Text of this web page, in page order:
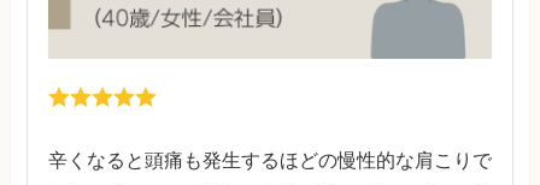
辛くなると頭痛も発生するほどの慢性的な肩こりで